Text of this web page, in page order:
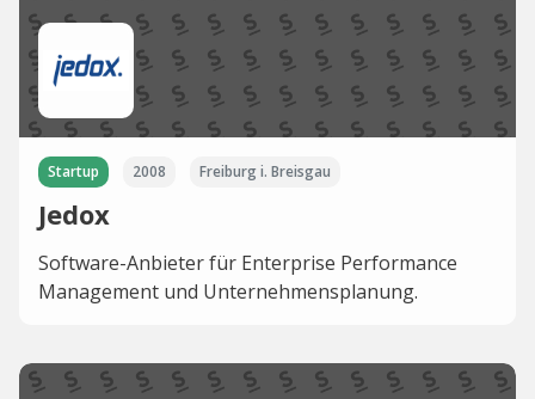
Startup 2008 Freiburg i. Breisgau
Jedox
Software-Anbieter für Enterprise Performance
Management und Unternehmensplanung.